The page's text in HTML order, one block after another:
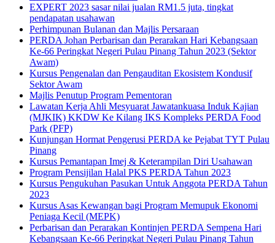
EXPERT 2023 sasar nilai jualan RM1.5 juta, tingkat
pendapatan usahawan
Perhimpunan Bulanan dan Majlis Persaraan
PERDA Johan Perbarisan dan Perarakan Hari Kebangsaan
Ke-66 Peringkat Negeri Pulau Pinang Tahun 2023 (Sektor
Awam)
Kursus Pengenalan dan Pengauditan Ekosistem Kondusif
Sektor Awam
Majlis Penutup Program Pementoran
Lawatan Kerja Ahli Mesyuarat Jawatankuasa Induk Kajian
(MJKIK) KKDW Ke Kilang IKS Kompleks PERDA Food
Park (PFP)
Kunjungan Hormat Pengerusi PERDA ke Pejabat TYT Pulau
Pinang
Kursus Pemantapan Imej & Keterampilan Diri Usahawan
Program Pensijilan Halal PKS PERDA Tahun 2023
Kursus Pengukuhan Pasukan Untuk Anggota PERDA Tahun
2023
Kursus Asas Kewangan bagi Program Memupuk Ekonomi
Peniaga Kecil (MEPK)
Perbarisan dan Perarakan Kontinjen PERDA Sempena Hari
Kebangsaan Ke-66 Peringkat Negeri Pulau Pinang Tahun